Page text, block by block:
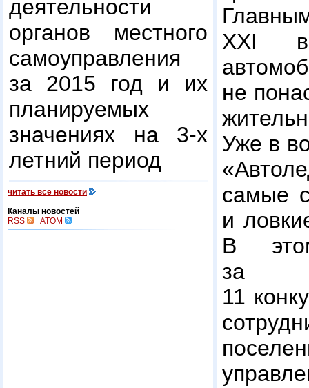
деятельности
органов местного
самоуправления
за 2015 год и их
планируемых
значениях на 3-х
летний период
читать все новости
Каналы новостей
RSS
ATOM
XXI
не
Уже в
самые
и
В
за
11